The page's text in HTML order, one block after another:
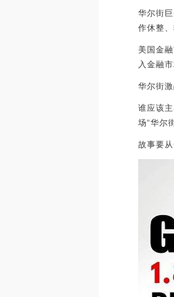
华尔街
作休整
美国金
入金融
华尔街
谁应该
场“华尔
故事要